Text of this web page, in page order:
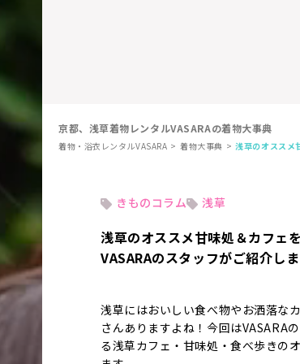
京都、浅草着物レンタルVASARAの着物大事典
着物・浴衣レンタルVASARA 着物大事典 浅草のオススメ
きものコラム 浅草
浅草のオススメ甘味処＆カフェ
VASARAのスタッフがご紹介しま
浅草にはおいしい食べ物やお洒落な
さんありますよね！今回はVASARA
る浅草カフェ・甘味処・食べ歩きの